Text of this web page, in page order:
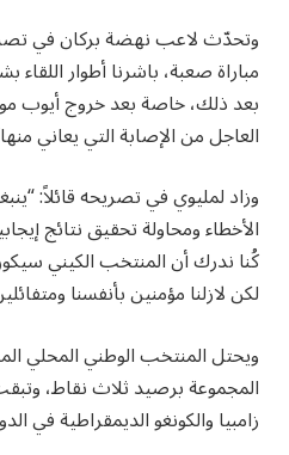
وتحدّث لاعب نهضة بركان في
مباراة صعبة، باشرنا أطوار
بعد ذلك، خاصة بعد خروج أيوب
العاجل من الإصابة التي يعاني
وزاد لمليوي في تصريحه قائلاً:
الأخطاء ومحاولة تحقيق نتائج
كُنا ندرك أن المنتخب الكيني
لكن لازلنا مؤمنين بأنفسنا
ويحتل المنتخب الوطني المحلي
المجموعة برصيد ثلاث نقاط،
زامبيا والكونغو الديمقراطية في